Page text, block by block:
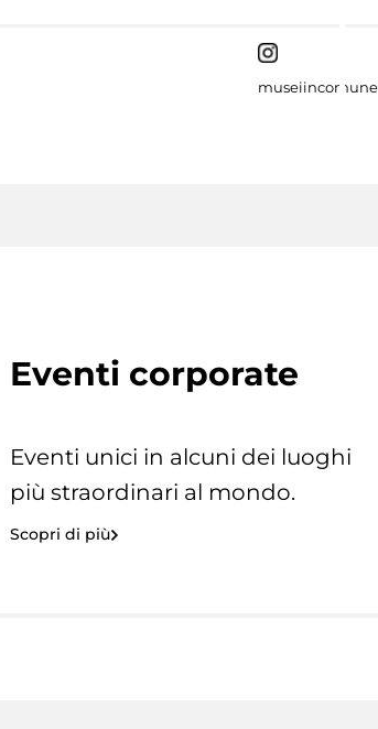
Eventi corporate
Eventi unici in alcuni dei luoghi
più straordinari al mondo.
Scopri di più